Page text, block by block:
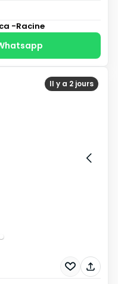
-Racine
Il y a 2 jours